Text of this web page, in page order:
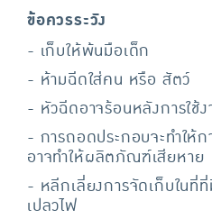
ข้อควรระวัง
- เก็บให้พ้นมือเด็ก
- ห้ามฉีดใส่คน หรือ สัตว์
- หัวฉีดอาจร้อนหลังการใช้ง
- การถอดประกอบจะทำให้ก
อาจทำให้ผลิตภัณฑ์เสียหาย
- หลีกเลี่ยงการจัดเก็บใน
เปลวไฟ